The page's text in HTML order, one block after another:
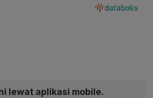
lewat aplikasi mobile.